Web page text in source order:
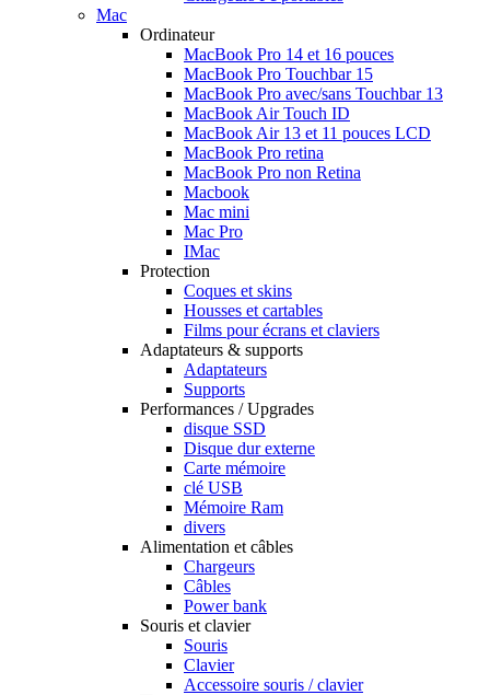
Mac
Ordinateur
MacBook Pro 14 et 16 pouces
MacBook Pro Touchbar 15
MacBook Pro avec/sans Touchbar 13
MacBook Air Touch ID
MacBook Air 13 et 11 pouces LCD
MacBook Pro retina
MacBook Pro non Retina
Macbook
Mac mini
Mac Pro
IMac
Protection
Coques et skins
Housses et cartables
Films pour écrans et claviers
Adaptateurs & supports
Adaptateurs
Supports
Performances / Upgrades
disque SSD
Disque dur externe
Carte mémoire
clé USB
Mémoire Ram
divers
Alimentation et câbles
Chargeurs
Câbles
Power bank
Souris et clavier
Souris
Clavier
Accessoire souris / clavier